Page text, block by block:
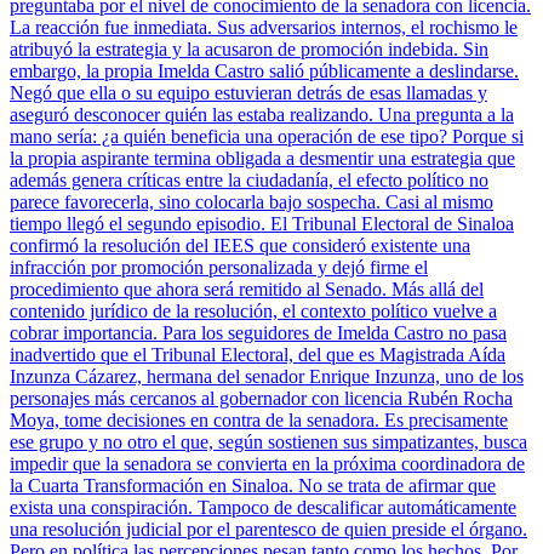
preguntaba por el nivel de conocimiento de la senadora con licencia.
La reacción fue inmediata. Sus adversarios internos, el rochismo le
atribuyó la estrategia y la acusaron de promoción indebida. Sin
embargo, la propia Imelda Castro salió públicamente a deslindarse.
Negó que ella o su equipo estuvieran detrás de esas llamadas y
aseguró desconocer quién las estaba realizando. Una pregunta a la
mano sería: ¿a quién beneficia una operación de ese tipo? Porque si
la propia aspirante termina obligada a desmentir una estrategia que
además genera críticas entre la ciudadanía, el efecto político no
parece favorecerla, sino colocarla bajo sospecha. Casi al mismo
tiempo llegó el segundo episodio. El Tribunal Electoral de Sinaloa
confirmó la resolución del IEES que consideró existente una
infracción por promoción personalizada y dejó firme el
procedimiento que ahora será remitido al Senado. Más allá del
contenido jurídico de la resolución, el contexto político vuelve a
cobrar importancia. Para los seguidores de Imelda Castro no pasa
inadvertido que el Tribunal Electoral, del que es Magistrada Aída
Inzunza Cázarez, hermana del senador Enrique Inzunza, uno de los
personajes más cercanos al gobernador con licencia Rubén Rocha
Moya, tome decisiones en contra de la senadora. Es precisamente
ese grupo y no otro el que, según sostienen sus simpatizantes, busca
impedir que la senadora se convierta en la próxima coordinadora de
la Cuarta Transformación en Sinaloa. No se trata de afirmar que
exista una conspiración. Tampoco de descalificar automáticamente
una resolución judicial por el parentesco de quien preside el órgano.